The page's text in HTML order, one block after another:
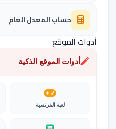
حساب المعدل العام
أدوات الموقع
أدوات الموقع الذكية
لعبة الفرنسية